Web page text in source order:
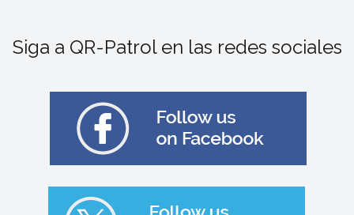
Siga a QR-Patrol en las redes sociales